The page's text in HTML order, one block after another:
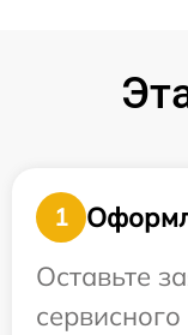
1
Оставьте